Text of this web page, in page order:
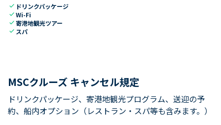
check ドリンクパッケージ
checkWi-Fi
check寄港地観光ツアー
check スパ
MSCクルーズ キャンセル規定
ドリンクパッケージ、寄港地観光プログラム、送迎の予
約、船内オプション（レストラン・スパ等も含みます。）